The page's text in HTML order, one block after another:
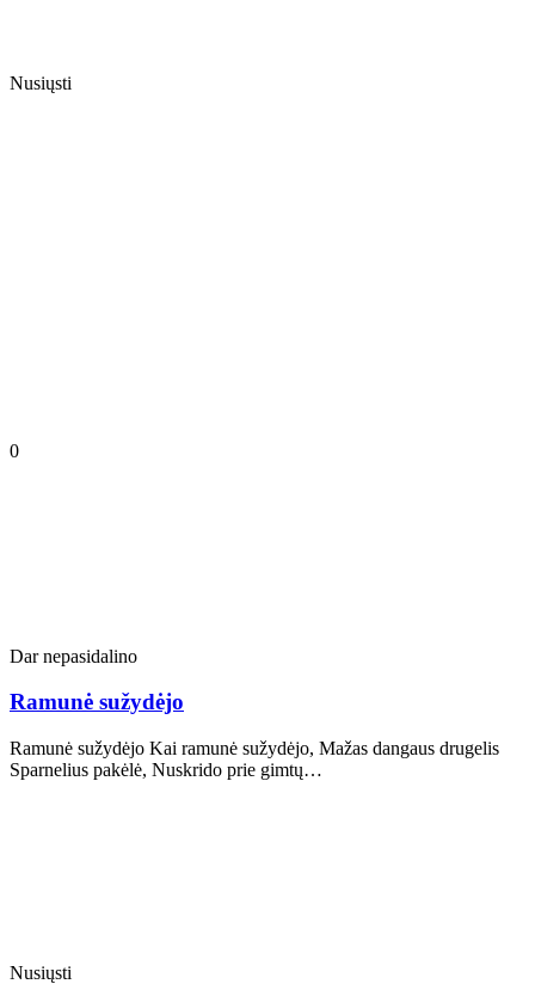
Nusiųsti
0
Dar nepasidalino
Ramunė sužydėjo
Ramunė sužydėjo Kai ramunė sužydėjo, Mažas dangaus drugelis
Sparnelius pakėlė, Nuskrido prie gimtų…
Nusiųsti